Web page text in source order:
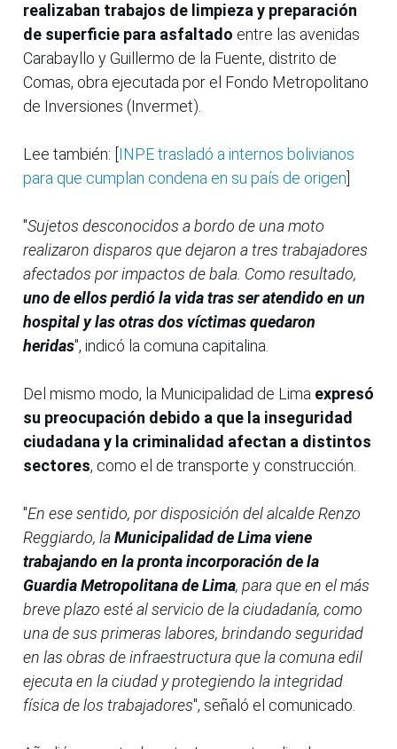
realizaban trabajos de limpieza y preparación
de superficie para asfaltado entre las avenidas
Carabayllo y Guillermo de la Fuente, distrito de
Comas, obra ejecutada por el Fondo Metropolitano
de Inversiones (Invermet).
Lee también: [ INPE trasladó a internos bolivianos
para que cumplan condena en su país de origen
"Sujetos desconocidos a bordo de una moto
realizaron disparos que dejaron a tres trabajadores
afectados por impactos de bala. Como resultado,
uno de ellos perdió la vida tras ser atendido en un
hospital y las otras dos víctimas quedaron
heridas", indicó la comuna capitalina.
Del mismo modo, la Municipalidad de Lima expresó
su preocupación debido a que la inseguridad
ciudadana y la criminalidad afectan a distintos
sectores, como el de transporte y construcción.
"En ese sentido, por disposición del alcalde Renzo
Reggiardo, laMunicipalidad de Lima viene
trabajando en la pronta incorporación de la
Guardia Metropolitana de Lima, para que en el más
breve plazo esté al servicio de la ciudadanía, como
una de sus primeras labores, brindando seguridad
en las obras de infraestructura que la comuna edil
ejecuta en la ciudad y protegiendo la integridad
física de los trabajadores", señaló el comunicado.